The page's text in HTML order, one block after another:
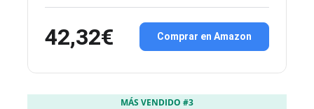
42,32€ Comprar en Amazon
MÁS VENDIDO #3